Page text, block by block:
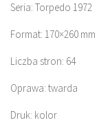
Seria: Torpedo 1972
Format: 170×260 mm
Liczba stron: 64
Oprawa: twarda
Druk: kolor